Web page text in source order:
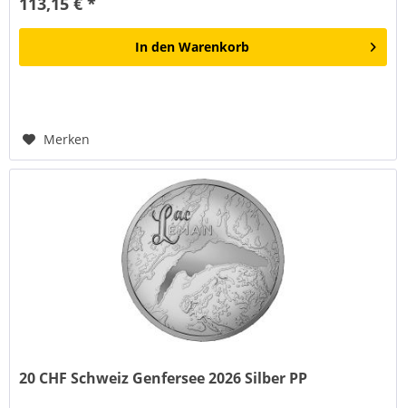
In den Warenkorb
Merken
20 CHF Schweiz Genfersee 2026 Silber PP